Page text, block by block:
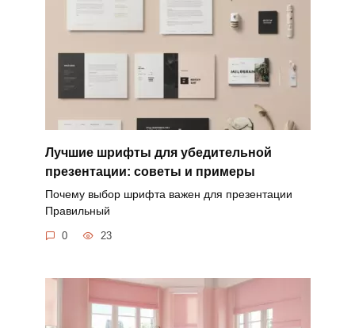
Лучшие шрифты для убедительной
презентации: советы и примеры
Почему выбор шрифта важен для презентации
Правильный
0 23